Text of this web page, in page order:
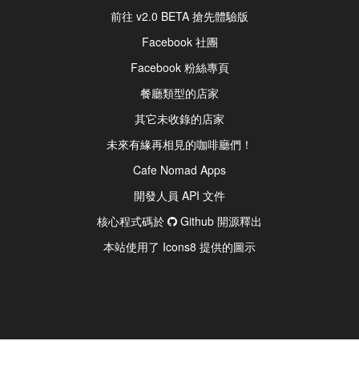
前往 v2.0 BETA 搶先體驗版
Facebook 社團
Facebook 粉絲專頁
餐廳類型的店家
其它未收錄的店家
未來有緣再相見的咖啡廳們！
Cafe Nomad Apps
開發人員 API 文件
核心程式碼於
Github 開源釋出
本站使用了 Icons8 提供的圖示